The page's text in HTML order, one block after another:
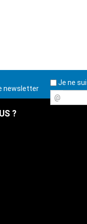
newsletter
Je ne
@
?